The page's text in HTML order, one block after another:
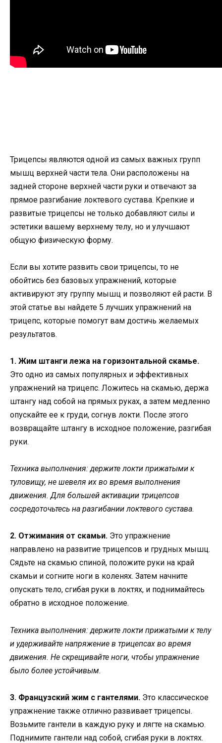
Трицепсы являются одной из самых важных групп
мышц верхней части тела. Они расположены на
задней стороне верхней части руки и отвечают за
прямое разгибание локтевого сустава. Крепкие и
развитые трицепсы не только добавляют силы и
эстетики вашему верхнему телу, но и улучшают
общую физическую форму.
Если вы хотите развить свои трицепсы, то не
обойтись без базовых упражнений, которые
активируют эту группу мышц и позволяют ей расти. В
этой статье вы найдете 5 лучших упражнений на
трицепс, которые помогут вам достичь желаемых
результатов.
1. Жим штанги лежа на горизонтальной скамье.
Это одно из самых популярных и эффективных
упражнений на трицепс. Ложитесь на скамью, держа
штангу над собой на прямых руках, а затем медленно
опускайте ее к груди, согнув локти. После этого
возвращайте штангу в исходное положение, разгибая
руки.
Техника выполнения: держите локти прижатыми к
туловищу, не шевеля их во время выполнения
движения. Для большей активации трицепсов
сосредоточьтесь на разгибании локтевого сустава.
2. Отжимания от скамьи. Это упражнение
направлено на развитие трицепсов и грудных мышц.
Сядьте на скамью спиной, положите руки на край
скамьи и согните ноги в коленях. Затем начните
опускать тело, сгибая руки в локтях, и поднимайтесь
обратно в исходное положение.
Техника выполнения: держите локти прижатыми к телу
и удерживайте напряжение в трицепсах во время
движения. Не скрещивайте ноги, чтобы упражнение
было более устойчивым.
3. Французский жим с гантелями. Это классическое
упражнение также отлично развивает трицепсы.
Возьмите гантели в каждую руку и лягте на скамью.
Поднимите гантели над собой, сгибая руки в локтях.